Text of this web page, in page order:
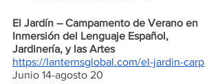
El Jardín – Campamento de Verano en
Inmersión del Lenguaje Español,
Jardinería, y las Artes
https://lanternsglobal.com/el-jardin-carp
Junio 14-agosto 20